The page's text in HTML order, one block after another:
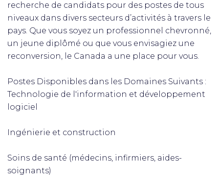
recherche de candidats pour des postes de tous
niveaux dans divers secteurs d’activités à travers le
pays. Que vous soyez un professionnel chevronné,
un jeune diplômé ou que vous envisagiez une
reconversion, le Canada a une place pour vous.
Postes Disponibles dans les Domaines Suivants :
Technologie de l'information et développement
logiciel
Ingénierie et construction
Soins de santé (médecins, infirmiers, aides-
soignants)